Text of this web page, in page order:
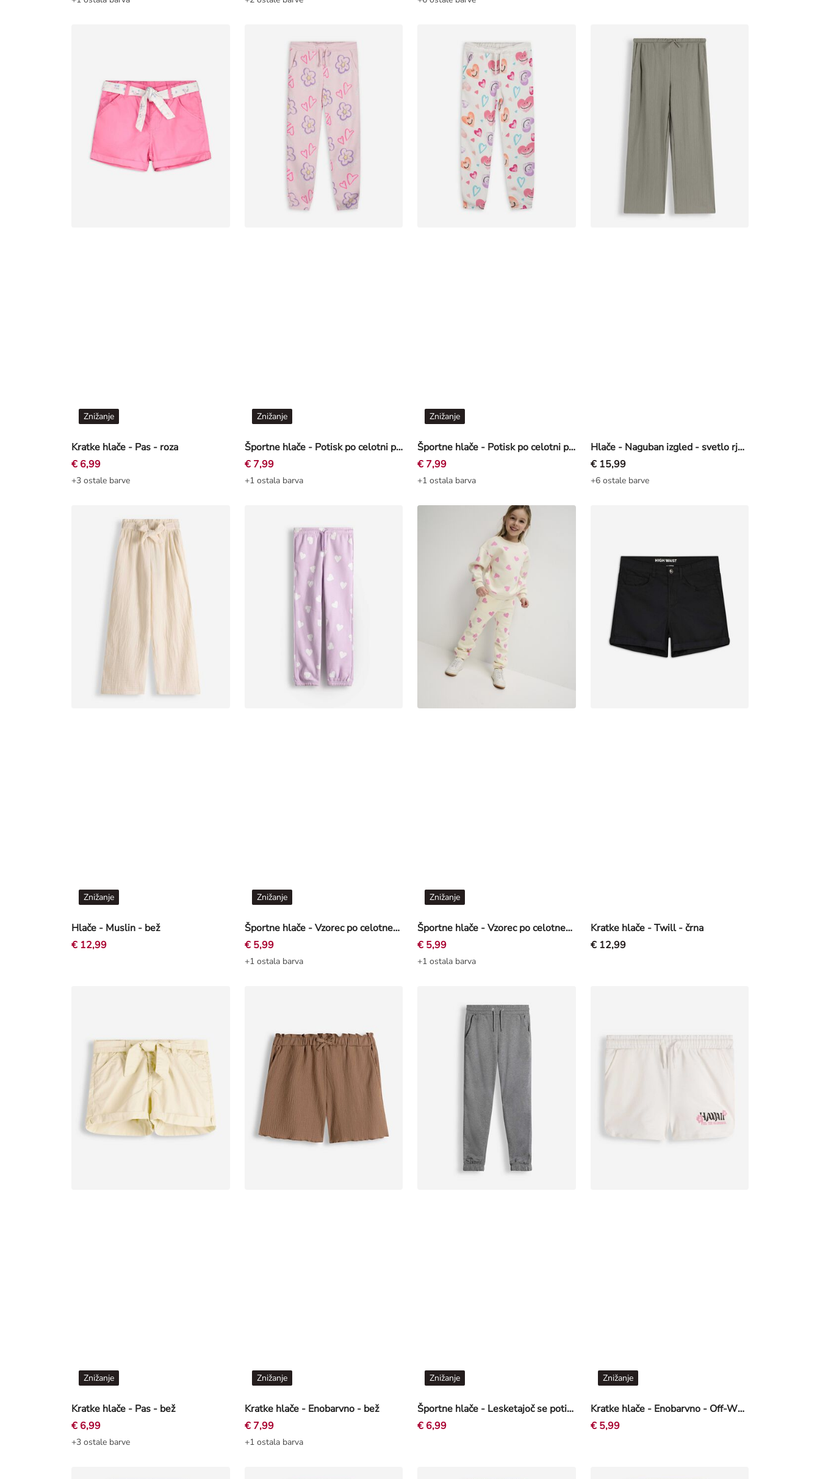
Kratke hlače - Pas - roza
Znižanje
€ 6,99
+3 ostale barve
Športne hlače - Potisk po celotni površini - svetlo roza
Znižanje
€ 7,99
+1 ostala barva
Športne hlače - Potisk po celotni površini - Off-White bela
Znižanje
€ 7,99
+1 ostala barva
Hlače - Naguban izgled - svetlo rjava
€ 15,99
+6 ostale barve
Hlače - Muslin - bež
Znižanje
€ 12,99
Športne hlače - Vzorec po celotnem oblačilu - svetlo vijolična
Znižanje
€ 5,99
+1 ostala barva
Športne hlače - Vzorec po celotnem oblačilu - bež
Znižanje
€ 5,99
+1 ostala barva
Kratke hlače - Twill - črna
€ 12,99
Kratke hlače - Pas - bež
Znižanje
€ 6,99
+3 ostale barve
Kratke hlače - Enobarvno - bež
Znižanje
€ 7,99
+1 ostala barva
Športne hlače - Lesketajoč se potisk - siva
Znižanje
€ 6,99
Kratke hlače - Enobarvno - Off-White bela
Znižanje
€ 5,99